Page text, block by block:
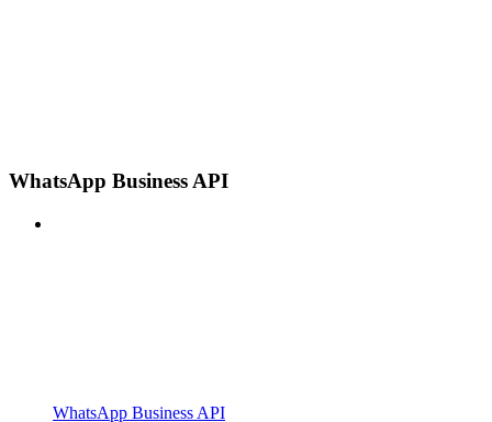
WhatsApp Business API
WhatsApp Business API